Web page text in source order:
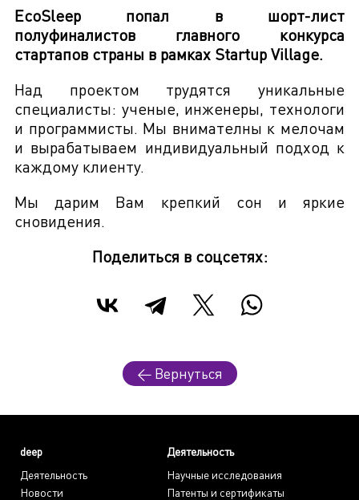
EcoSleep попал в шорт-лист
полуфиналистов главного конкурса
стартапов страны в рамках Startup Village.
Над проектом трудятся уникальные
специалисты: ученые, инженеры, технологи
и программисты. Мы внимателны к мелочам
и вырабатываем индивидуальный подход к
каждому клиенту.
Мы дарим Вам крепкий сон и яркие
сновидения.
Поделиться в соцсетях:
← Вернуться
deep
Деятельность
Новости
Деятельность
Научные исследования
Патенты и сертификаты